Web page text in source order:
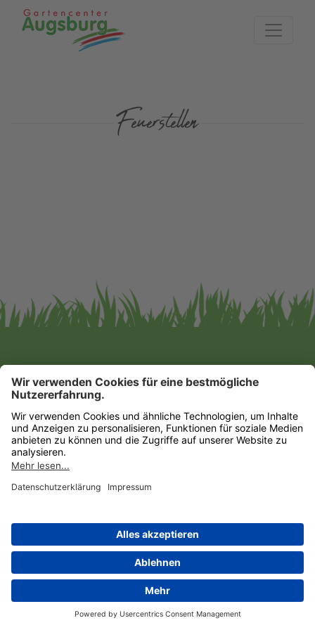
Feuerstellen
Gartencenter Augsburg GmbH & Co. KG
Impressum|Datenschutz
Datenschutz-Einstellungen
HIER FINDEN SIE UNS!
ZU UNSEREN MÄRKTEN
Gartencenter Augsburg auf Facebook
Gartencenter Augsburg auf Instagram